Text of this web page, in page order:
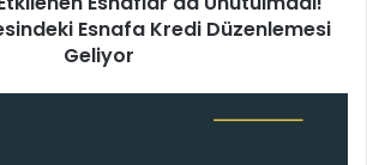
Esnafa Kredi Düzenlemesi
Geliyor